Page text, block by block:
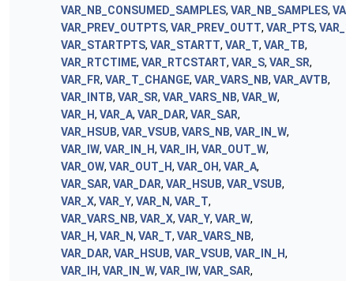
VAR_NB_CONSUMED_SAMPLES, VAR_NB_SAMPLES,
VAR_PREV_OUTPTS, VAR_PREV_OUTT, VAR_PTS,
VAR_STARTPTS, VAR_STARTT, VAR_T, VAR_TB,
VAR_RTCTIME, VAR_RTCSTART, VAR_S, VAR_SR,
VAR_FR, VAR_T_CHANGE, VAR_VARS_NB, VAR_AVTB,
VAR_INTB, VAR_SR, VAR_VARS_NB, VAR_W,
VAR_H, VAR_A, VAR_DAR, VAR_SAR,
VAR_HSUB, VAR_VSUB, VARS_NB, VAR_IN_W,
VAR_IW, VAR_IN_H, VAR_IH, VAR_OUT_W,
VAR_OW, VAR_OUT_H, VAR_OH, VAR_A,
VAR_SAR, VAR_DAR, VAR_HSUB, VAR_VSUB,
VAR_X, VAR_Y, VAR_N, VAR_T,
VAR_VARS_NB, VAR_X, VAR_Y, VAR_W,
VAR_H, VAR_N, VAR_T, VAR_VARS_NB,
VAR_DAR, VAR_HSUB, VAR_VSUB, VAR_IN_H,
VAR_IH, VAR_IN_W, VAR_IW, VAR_SAR,